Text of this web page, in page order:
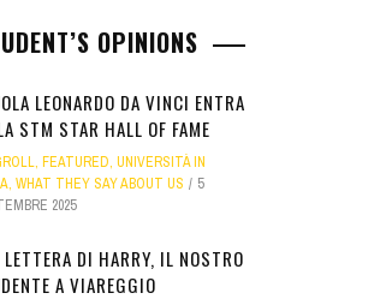
OPINIONS
LEONARDO DA VINCI ENTRA
STM STAR HALL OF FAME
, FEATURED, UNIVERSITÀ IN
, WHAT THEY SAY ABOUT US
5
2025
LETTERA DI HARRY, IL NOSTRO
A VIAREGGIO